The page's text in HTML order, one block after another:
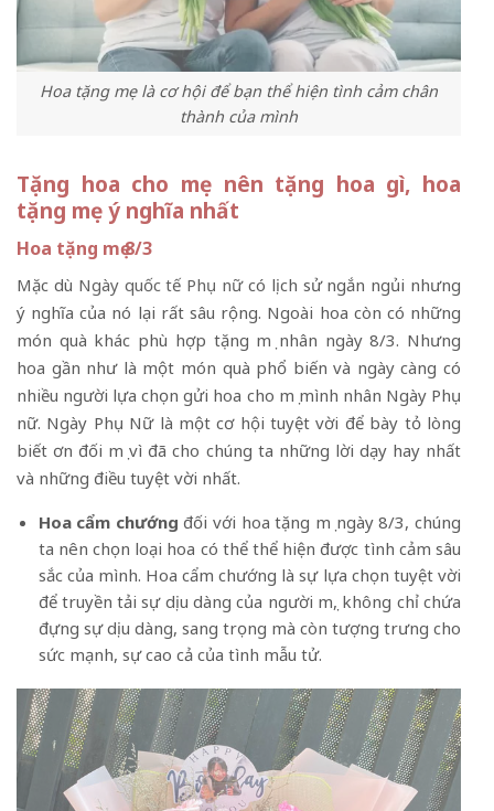
Hoa tặng mẹ là cơ hội để bạn thể hiện tình cảm chân
thành của mình
Tặng hoa cho mẹ nên tặng hoa gì, hoa
tặng mẹ ý nghĩa nhất
Hoa tặng mẹ 8/3
Mặc dù Ngày quốc tế Phụ nữcó lịch sử ngắn ngủi nhưng
ý nghĩa của nó lại rất sâu rộng. Ngoài hoa còn có những
món quà khác phù hợp tặng mẹ nhân ngày 8/3. Nhưng
hoa gần như là một món quà phổ biến và ngày càng có
nhiều người lựa chọn gửi hoa cho mẹ mình nhân Ngày Phụ
nữ. Ngày Phụ Nữ là một cơ hội tuyệt vời để bày tỏ lòng
biết ơn đối mẹ vì đã cho chúng ta những lời dạy hay nhất
và những điều tuyệt vời nhất.
Hoa cẩm chướng đối với hoa tặng mẹ ngày 8/3, chúng
ta nên chọn loại hoa có thể thể hiện được tình cảm sâu
sắc của mình. Hoa cẩm chướng là sự lựa chọn tuyệt vời
để truyền tải sự dịu dàng của người mẹ, không chỉ chứa
đựng sự dịu dàng, sang trọng mà còn tượng trưng cho
sức mạnh, sự cao cả của tình mẫu tử.